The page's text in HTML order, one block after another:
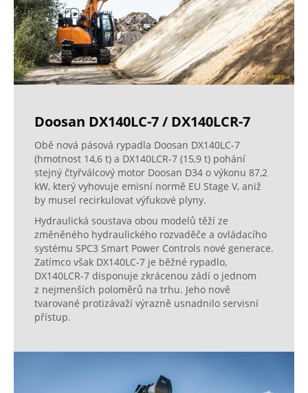
Doosan DX140LC-7 / DX140LCR-7
Obě nová pásová rypadla Doosan DX140LC-7
(hmotnost 14,6 t) a DX140LCR-7 (15,9 t) pohání
stejný čtyřválcový motor Doosan D34 o výkonu 87,2
kW, který vyhovuje emisní normě EU Stage V, aniž
by musel recirkulovat výfukové plyny.
Hydraulická soustava obou modelů těží ze
změněného hydraulického rozvaděče a ovládacího
systému SPC3 Smart Power Controls nové generace.
Zatímco však DX140LC-7 je běžné rypadlo,
DX140LCR-7 disponuje zkrácenou zádí o jednom
z nejmenších poloměrů na trhu. Jeho nově
tvarované protizávaží výrazně usnadnilo servisní
přístup.